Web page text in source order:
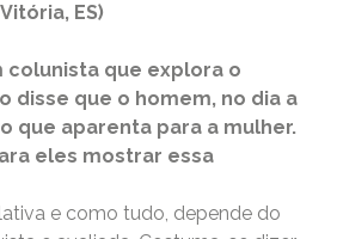
ES)
colunista que explora o
disse que o homem, no dia a
que aparenta para a mulher.
eles mostrar essa
e como tudo, depende do